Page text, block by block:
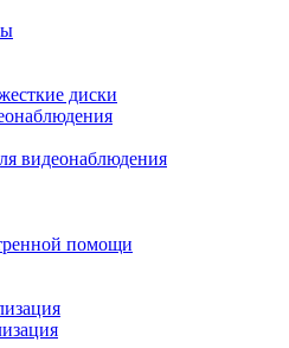
диски
видеонаблюдения
помощи